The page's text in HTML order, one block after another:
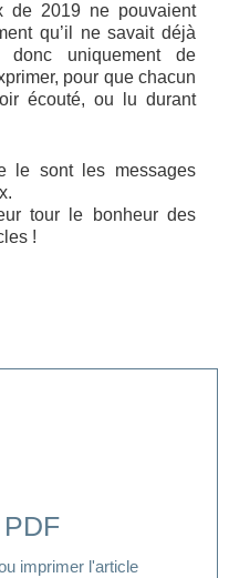
de 2019 ne pouvaient
qu’il ne savait déjà
donc uniquement de
pour que chacun
écouté, ou lu durant
le sont les messages
tour le bonheur des
!
imprimer l'article